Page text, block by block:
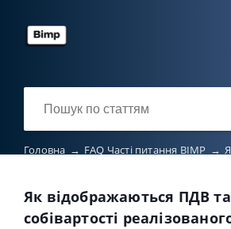
Головна → FAQ Часті питання BIMP → Як
Як відображаються ПДВ та
собівартості